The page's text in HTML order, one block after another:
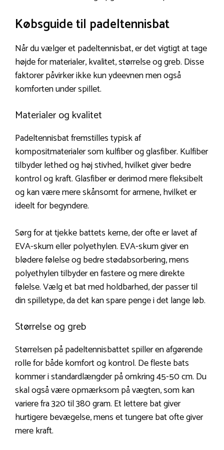
Købsguide til padeltennisbat
Når du vælger et padeltennisbat, er det vigtigt at tage
højde for materialer, kvalitet, størrelse og greb. Disse
faktorer påvirker ikke kun ydeevnen men også
komforten under spillet.
Materialer og kvalitet
Padeltennisbat fremstilles typisk af
kompositmaterialer som kulfiber og glasfiber. Kulfiber
tilbyder lethed og høj stivhed, hvilket giver bedre
kontrol og kraft. Glasfiber er derimod mere fleksibelt
og kan være mere skånsomt for armene, hvilket er
ideelt for begyndere.
Sørg for at tjekke battets kerne, der ofte er lavet af
EVA-skum eller polyethylen. EVA-skum giver en
blødere følelse og bedre stødabsorbering, mens
polyethylen tilbyder en fastere og mere direkte
følelse. Vælg et bat med holdbarhed, der passer til
din spilletype, da det kan spare penge i det lange løb.
Størrelse og greb
Størrelsen på padeltennisbattet spiller en afgørende
rolle for både komfort og kontrol. De fleste bats
kommer i standardlængder på omkring 45-50 cm. Du
skal også være opmærksom på vægten, som kan
variere fra 320 til 380 gram. Et lettere bat giver
hurtigere bevægelse, mens et tungere bat ofte giver
mere kraft.